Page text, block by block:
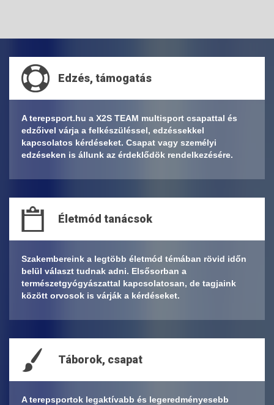
Edzés, támogatás
A terepsport.hu a X2S TEAM multisport csapattal és
edzőivel várja a felkészüléssel, edzéssekkel
kapcsolatos kérdéseket. Csapat vagy személyi
edzéseken is állunk az érdeklődök rendelkezésére.
Életmód tanácsok
Szakembereink a legtöbb életmód témában rövid időn
belül választ tudnak adni. Elsősorban a
természetgyógyászattal kapcsolatosan, de tagjaink
között orvosok is várják a kérdéseket.
Táborok, csapat
A terepsportok legaktívabb és legeredményesebb